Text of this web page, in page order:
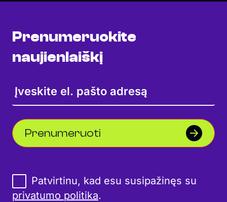
Prenumeruokite
naujienlaiškį
Prenumeruoti
Patvirtinu, kad esu susipažinęs su
privatumo politika.